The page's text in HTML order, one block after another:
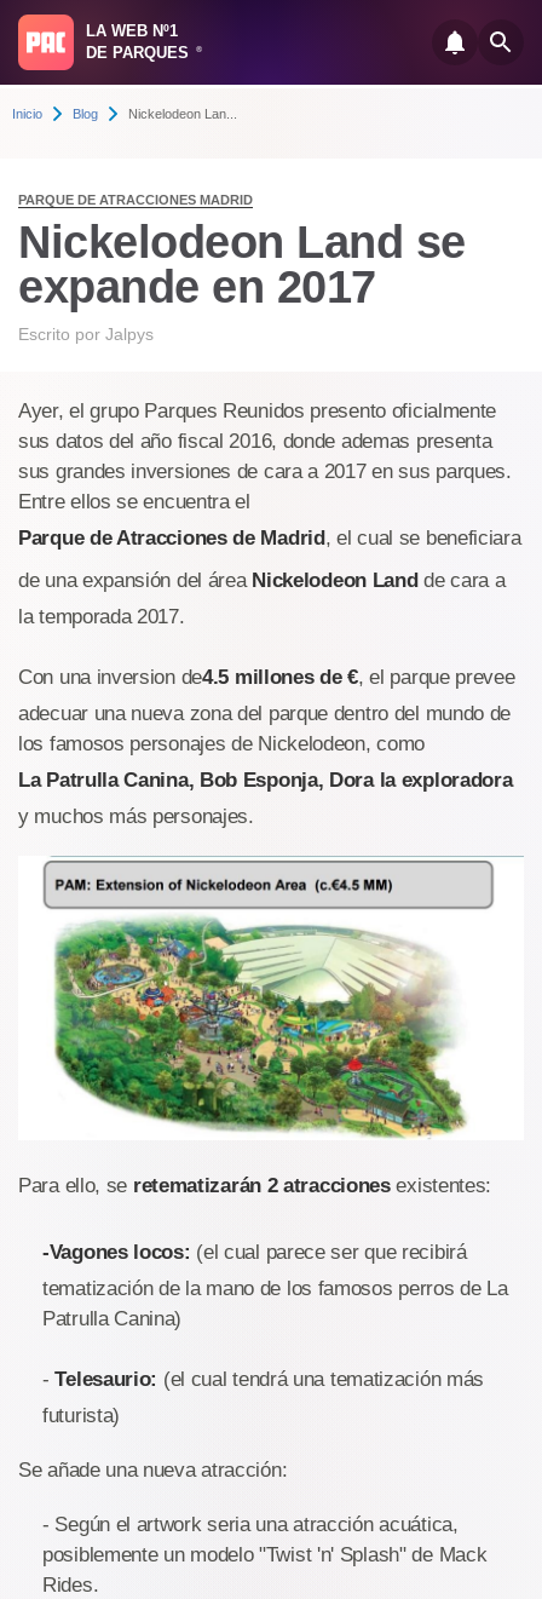
LA WEB Nº1
DE PARQUES
®
Inicio Blog Nickelodeon Lan...
PARQUE DE ATRACCIONES MADRID
Nickelodeon Land se
expande en 2017
Escrito por Jalpys
Ayer, el grupo Parques Reunidos presento oficialmente
sus datos del año fiscal 2016, donde ademas presenta
sus grandes inversiones de cara a 2017 en sus parques.
Entre ellos se encuentra el
Parque de Atracciones de Madrid, el cual se beneficiara
de una expansión del área Nickelodeon Landde cara a
la temporada 2017.
Con una inversion de4.5 millones de €, el parque prevee
adecuar una nueva zona del parque dentro del mundo de
los famosos personajes de Nickelodeon, como
La Patrulla Canina, Bob Esponja, Dora la exploradora
y muchos más personajes.
Para ello, se retematizarán 2 atraccionesexistentes:
-Vagones locos: (el cual parece ser que recibirá
tematización de la mano de los famosos perros de La
Patrulla Canina)
-Telesaurio: (el cual tendrá una tematización más
futurista)
Se añade una nueva atracción:
- Según el artwork seria una atracción acuática,
posiblemente un modelo "Twist 'n' Splash" de Mack
Rides.